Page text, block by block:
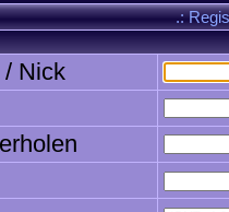
.:
/ Nick